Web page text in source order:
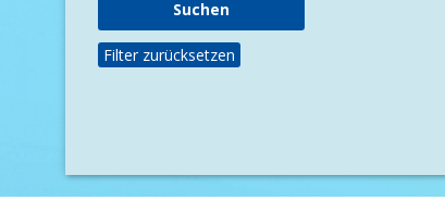
Filter zurücksetzen